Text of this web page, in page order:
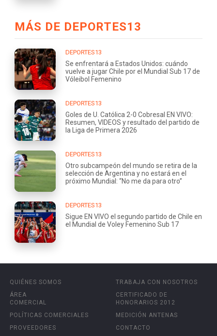
MÁS DE DEPORTES13
DEPORTES13
Se enfrentará a Estados Unidos: cuándo
vuelve a jugar Chile por el Mundial Sub 17 de
Vóleibol Femenino
DEPORTES13
Goles de U. Católica 2-0 Cobresal EN VIVO:
Resumen, VIDEOS y resultado del partido de
la Liga de Primera 2026
DEPORTES13
Otro subcampeón del mundo se retira de la
selección de Argentina y no estará en el
próximo Mundial: “No me da para otro”
DEPORTES13
Sigue EN VIVO el segundo partido de Chile en
el Mundial de Voley Femenino Sub 17
QUIÉNES SOMOS
ÁREA
COMERCIAL
POLÍTICAS COMERCIALES
PROVEEDORES
TRABAJA CON NOSOTROS
CERTIFICADO DE
HONORARIOS 2012
MEDICIÓN ANTENAS
CONTACTO